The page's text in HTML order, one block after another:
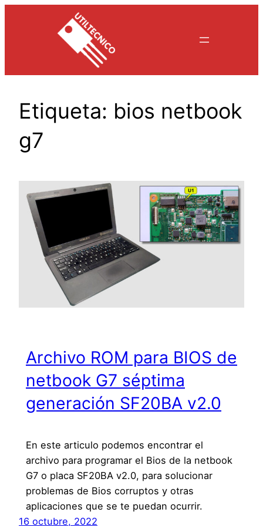
Etiqueta: bios netbook
g7
Archivo ROM para BIOS de
netbook G7 séptima
generación SF20BA v2.0
En este articulo podemos encontrar el
archivo para programar el Bios de la netbook
G7 o placa SF20BA v2.0, para solucionar
problemas de Bios corruptos y otras
aplicaciones que se te puedan ocurrir.
16 octubre, 2022